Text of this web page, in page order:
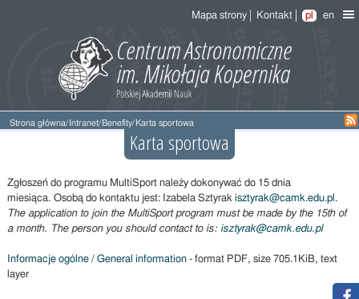
Mapa strony Kontakt pl en
Strona główna/ Intranet/ Benefity/ Karta sportowa
Karta sportowa
Zgłoszeń do programu MultiSport należy dokonywać do 15 dnia
miesiąca. Osobą do kontaktu jest: Izabela Sztyrak isztyrak@camk.edu.pl .
The application to join the MultiSport program must be made by the 15th of
a month. The person you should contact to is: isztyrak@camk.edu.pl
Informacje ogólne / General information- format PDF, size 705.1KiB, text
layer